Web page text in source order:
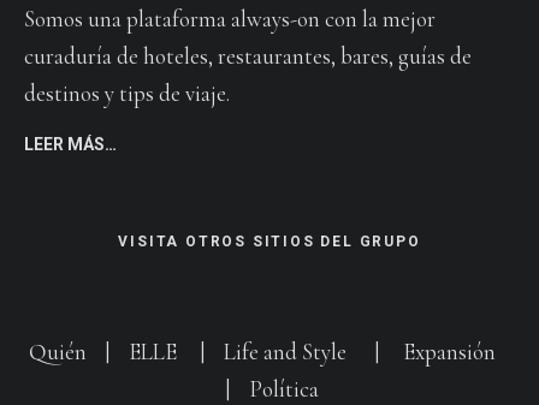
Somos una plataforma always-on con la mejor
curaduría de hoteles, restaurantes, bares, guías de
destinos y tips de viaje.
LEER MÁS…
VISITA OTROS SITIOS DEL GRUPO
Quién ELLE Life and Style
Expansión
Política